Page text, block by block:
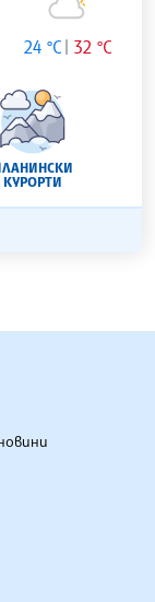
24 °C 32 °C
КУРОРТИ